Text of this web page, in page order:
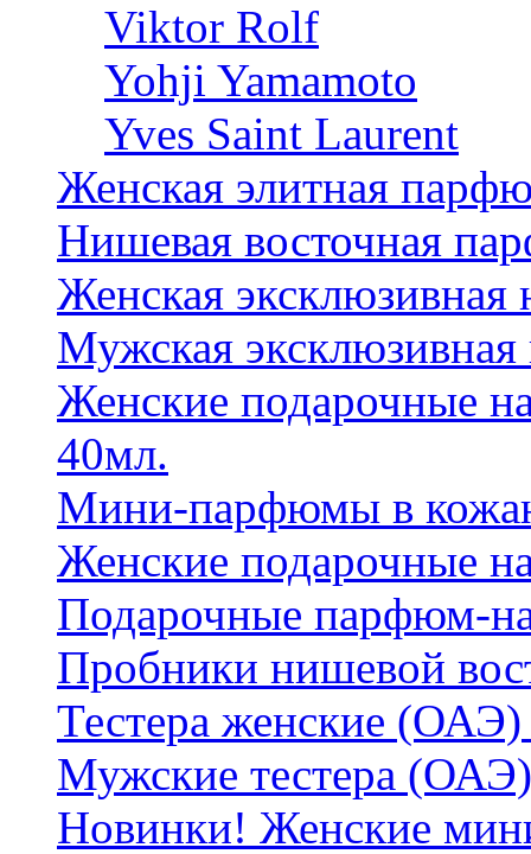
Viktor Rolf
Yohji Yamamoto
Yves Saint Laurent
Женская элитная
Нишевая восточная
Женская
Мужская
Женские подарочные
40мл.
Мини-парфюмы в
Женские подарочные
Подарочные парфюм-
Пробники нишевой
Тестера женские (ОАЭ)
Мужские тестера (ОАЭ)
Новинки! Женские